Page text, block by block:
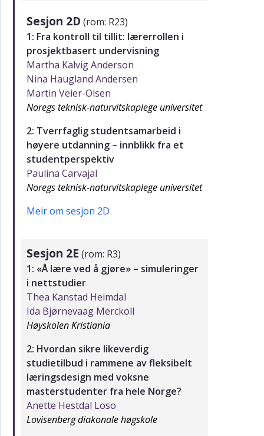
Sesjon 2D (rom: R23)
1: Fra kontroll til tillit: lærerrollen i
prosjektbasert undervisning
Martha Kalvig Anderson
Nina Haugland Andersen
Martin Veier-Olsen
Noregs teknisk-naturvitskaplege universitet
2: Tverrfaglig studentsamarbeid i
høyere utdanning – innblikk fra et
studentperspektiv
Paulina Carvajal
Noregs teknisk-naturvitskaplege universitet
Meir om sesjon 2D
Sesjon 2E (rom: R3)
1: «Å lære ved å gjøre» – simuleringer
i nettstudier
Thea Kanstad Heimdal
Ida Bjørnevaag Merckoll
Høyskolen Kristiania
2: Hvordan sikre likeverdig
studietilbud i rammene av fleksibelt
læringsdesign med voksne
masterstudenter fra hele Norge?
Anette Hestdal Loso
Lovisenberg diakonale høgskole